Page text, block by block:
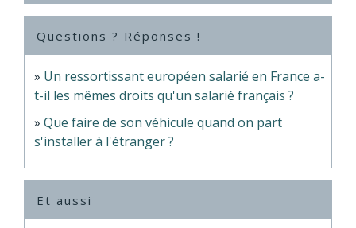
Questions ? Réponses !
Un ressortissant européen salarié en France a-
t-il les mêmes droits qu'un salarié français ?
Que faire de son véhicule quand on part
s'installer à l'étranger ?
Et aussi